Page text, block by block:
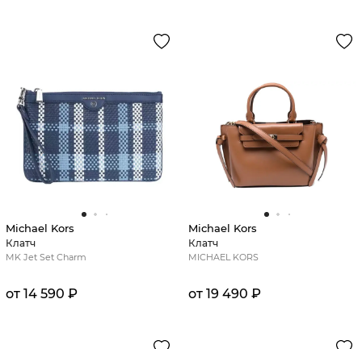
Michael Kors
Клатч
MK Jet Set Charm
от 14 590 ₽
Michael Kors
Клатч
MICHAEL KORS
от 19 490 ₽